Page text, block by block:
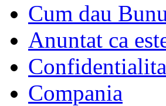
Cum dau
Anuntat ca
Compania